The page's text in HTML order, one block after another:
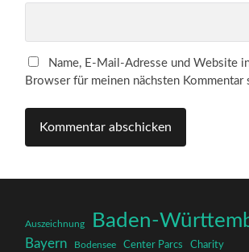
Name, E-Mail-Adresse und Website
Browser für meinen nächsten Kommentar
Auszeichnung Baden-
Bayern Bodensee Center Parcs Charity